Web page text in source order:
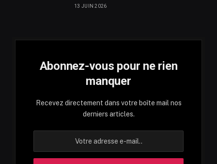
13 JUIN 2026
Abonnez-vous pour ne rien
manquer
Recevez directement dans votre boîte mail nos
derniers articles.